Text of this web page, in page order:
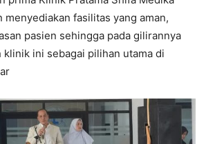
menyediakan fasilitas yang aman,
pasien sehingga pada gilirannya
klinik ini sebagai pilihan utama di